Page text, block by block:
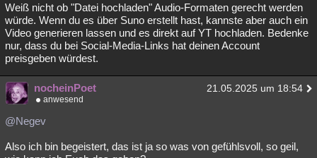
Weiß nicht ob "Datei hochladen" Audio-Formaten gerecht werden
würde. Wenn du es über Suno erstellt hast, kannste aber auch ein
Video generieren lassen und es direkt auf YT hochladen. Bedenke
nur, dass du bei Social-Media-Links hat deinen Account
preisgeben würdest.
nocheinPoet 21.05.2025 um 18:54
anwesend
@Negev
Also ich bin begeistert, das ist ja so was von gefühlsvoll, so geil,